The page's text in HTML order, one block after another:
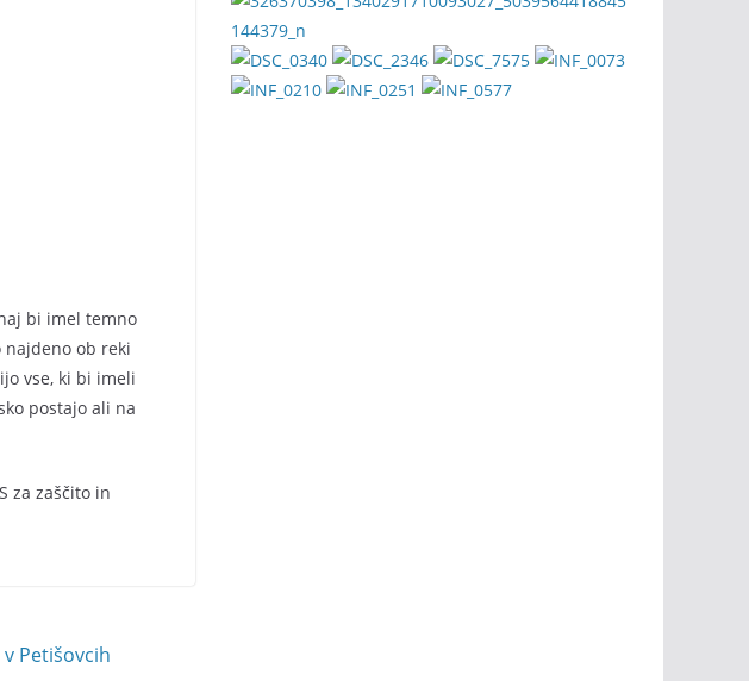
bi imel temno
najdeno ob reki
vse, ki bi imeli
postajo ali na
za zaščito in
Petišovcih